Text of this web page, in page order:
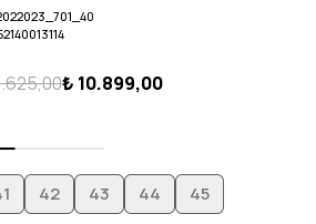
₺ 10.899,00
42 43 44 45